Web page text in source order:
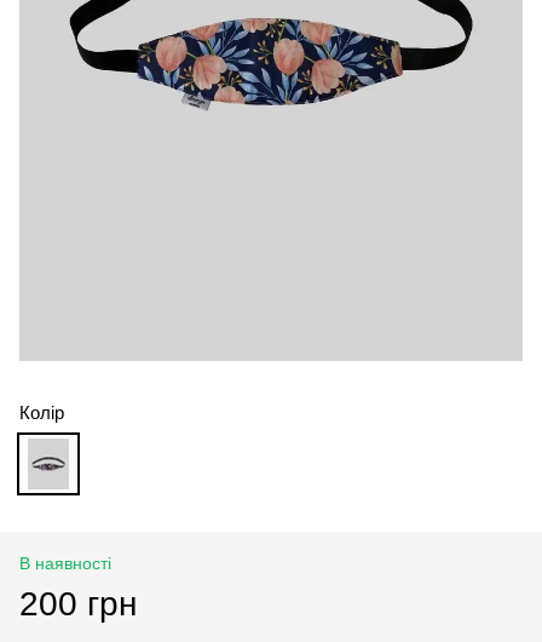
Колір
В наявності
200 грн